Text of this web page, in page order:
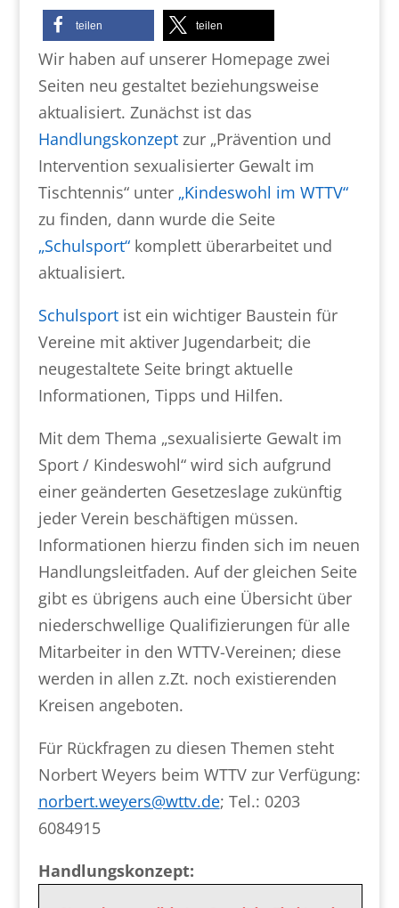
teilen teilen
Wir haben auf unserer Homepage zwei
Seiten neu gestaltet beziehungsweise
aktualisiert. Zunächst ist das
Handlungskonzeptzur „Prävention und
Intervention sexualisierter Gewalt im
Tischtennis“ unter „Kindeswohl im WTTV“
zu finden, dann wurde die Seite
„Schulsport“komplett überarbeitet und
aktualisiert.
Schulsportist ein wichtiger Baustein für
Vereine mit aktiver Jugendarbeit; die
neugestaltete Seite bringt aktuelle
Informationen, Tipps und Hilfen.
Mit dem Thema „sexualisierte Gewalt im
Sport / Kindeswohl“ wird sich aufgrund
einer geänderten Gesetzeslage zukünftig
jeder Verein beschäftigen müssen.
Informationen hierzu finden sich im neuen
Handlungsleitfaden. Auf der gleichen Seite
gibt es übrigens auch eine Übersicht über
niederschwellige Qualifizierungen für alle
Mitarbeiter in den WTTV-Vereinen; diese
werden in allen z.Zt. noch existierenden
Kreisen angeboten.
Für Rückfragen zu diesen Themen steht
Norbert Weyers beim WTTV zur Verfügung:
norbert.weyers@wttv.de; Tel.: 0203
6084915
Handlungskonzept: